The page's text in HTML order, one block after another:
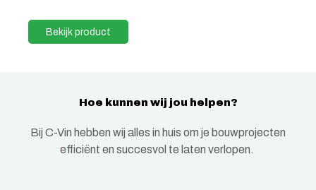
Bekijk product
Hoe kunnen wij jou helpen?
Bij C-Vin hebben wij alles in huis om je bouwprojecten
efficiënt en succesvol te laten verlopen.